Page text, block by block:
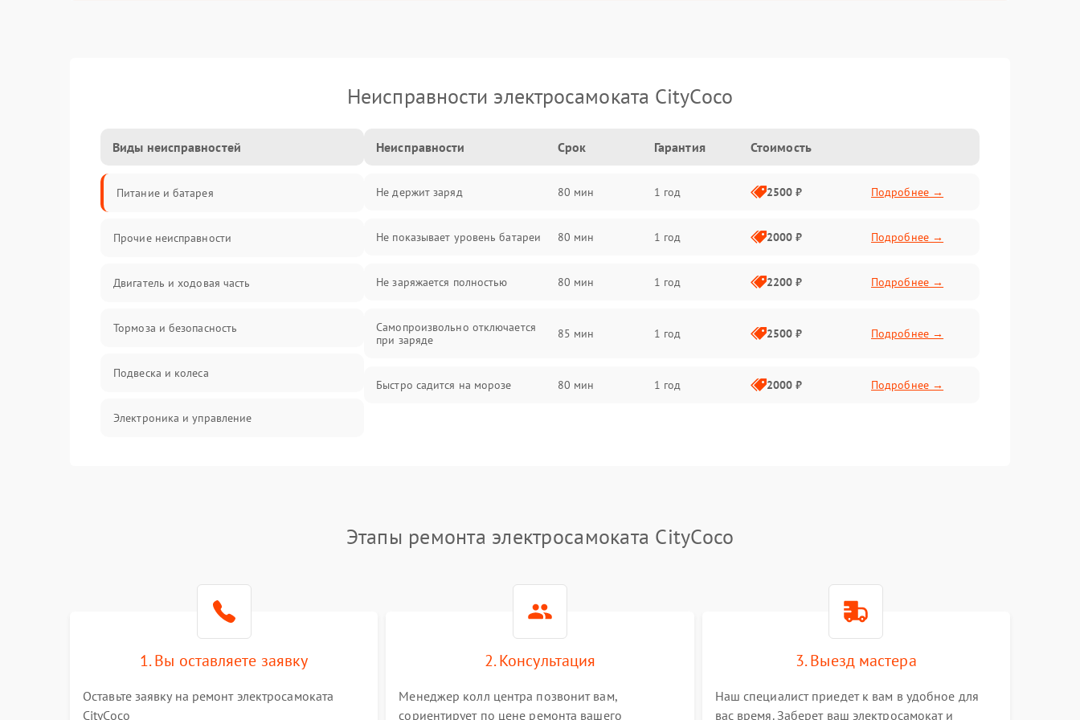
Неисправности электросамоката CityCoco
Виды неисправностей
Питание и батарея
Прочие неисправности
Двигатель и ходовая часть
Тормоза и безопасность
Подвеска и колеса
Электроника и управление
Механические повреждения
Неисправности Срок Гарантия Стоимость
Не держит заряд 80 мин 1 год 2500 ₽ Подробнее →
Не показывает уровень батареи 80 мин 1 год 2000 ₽ Подробнее →
Не заряжается полностью 80 мин 1 год 2200 ₽ Подробнее →
Самопроизвольно отключается
при заряде
85 мин 1 год 2500 ₽ Подробнее →
Быстро садится на морозе 80 мин 1 год 2000 ₽ Подробнее →
Этапы ремонта электросамоката CityCoco
1. Вы оставляете заявку
Оставьте заявку на ремонт электросамоката
CityCoco
2. Консультация
Менеджер колл центра позвонит вам,
сориентирует по цене ремонта вашего
3. Выезд мастера
Наш специалист приедет к вам в удобное для
вас время. Заберет ваш электросамокат и